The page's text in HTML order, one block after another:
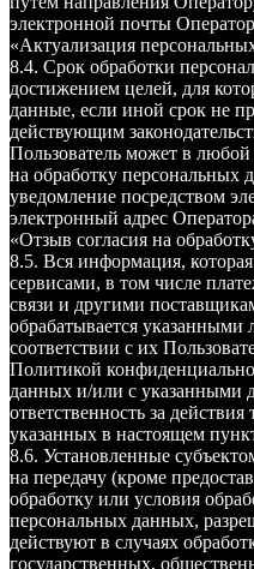
электронной почты
«Актуализация
8.4. Срок обработки
достижением целей, для
данные, если иной срок не
действующим
Пользователь может в любой
на обработку персональных
уведомление посредством
электронный адрес
«Отзыв согласия на
8.5. Вся информация,
сервисами, в том числе
связи и другими
обрабатывается
соответствии с их
Политикой
данных и/или с указанными
ответственность за
указанных в настоящем
8.6. Установленные
на передачу (кроме
обработку или условия
персональных данных,
действуют в случаях
государственных,